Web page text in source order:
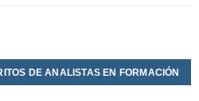
DE ANALISTAS EN FORMACIÓN